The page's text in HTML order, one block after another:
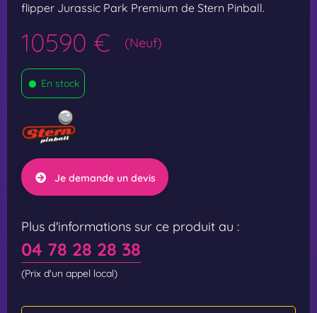
flipper Jurassic Park Premium de Stern Pinball.
10590 € (Neuf)
• En stock
Je demande un devis
Plus d'informations sur ce produit au :
04 78 28 28 38
(Prix d'un appel local)